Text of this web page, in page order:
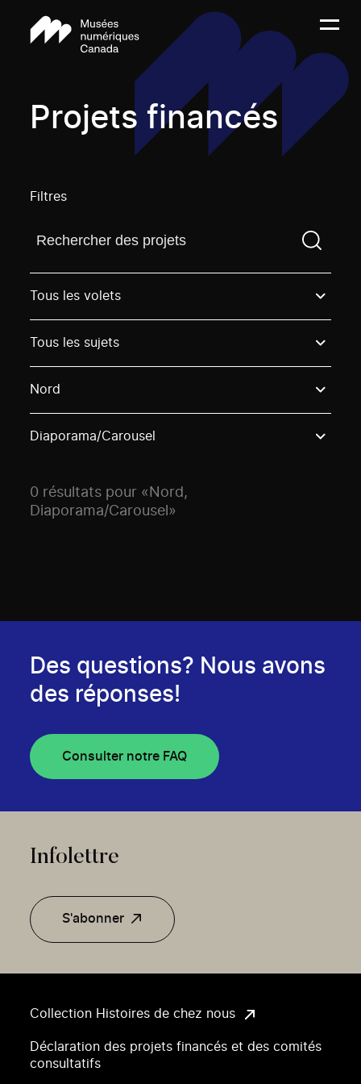
Projets financés
Filtres
Trouvez un projetVous devez saisir un terme de
Tous les volets
Tous les sujets
Nord
Diaporama/Carousel
0 résultats pour «Nord,
Diaporama/Carousel»
Collection Histoires de chez nous
Déclaration des projets financés et des comités
consultatifs
Des questions? Nous avons
des réponses!
Consulter notre FAQ
Infolettre
S'abonner